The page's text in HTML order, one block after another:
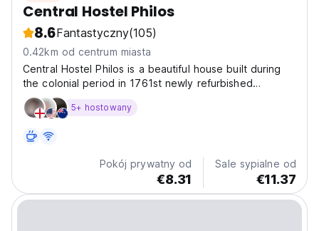
Central Hostel Philos
8.6Fantastyczny(105)
0.42km od centrum miasta
Central Hostel Philos is a beautiful house built during
the colonial period in 1761st newly refurbished
meticulously to turn it into a modern guest house
keeping the soul of the place. We have different
private...
5+ hostowany
Pokój prywatny od
€8.31
Sale sypialne od
€11.37